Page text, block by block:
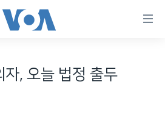
자, 오늘 법정 출두